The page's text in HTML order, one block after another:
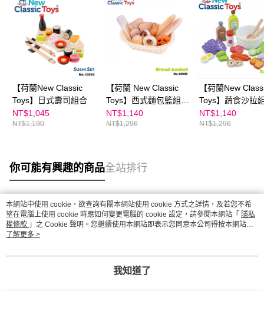
【荷蘭New Classic
Toys】日式壽司組合
NT$1,045
NT$1,190
【荷蘭 New Classic
Toys】西式麵包籃組
合-12件組 10605
NT$1,140
NT$1,296
【荷蘭New
Toys】蔬食沙拉
10592
NT$1,140
NT$1,296
你可能有興趣的商品全站排行
熱門標籤
本網站中使用 cookie，欲查詢有關本網站使用 cookie 方式之詳情，及若您不希
望在電腦上使用 cookie 時應如何變更電腦的 cookie 設定，請參閱本網站「 隱私
權條款 」之 Cookie 聲明。您繼續使用本網站即表示您同意本公司得按本網站使
用條款之 Cookie 聲明使用 cookie。
了解更多 >
我知道了